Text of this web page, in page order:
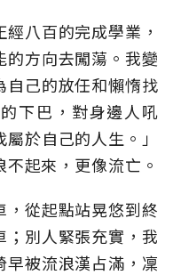
八百的完成學業，
方向去闖蕩。我變
己的放任和懶惰找
下巴，對身邊人吼
於自己的人生。」
起來，更像流亡。
從起點站晃悠到終
別人緊張充實，我
被流浪漢占滿，凜